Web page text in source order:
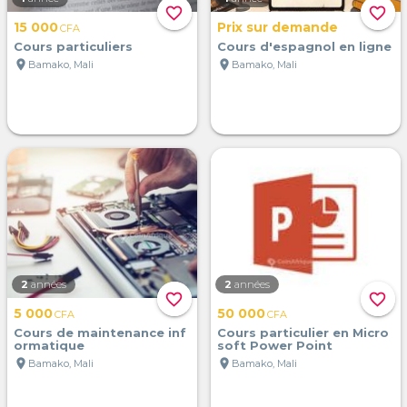
favorite_border
15 000CFA
Cours particuliers
location_on Bamako, Mali
favorite_border
Prix sur demande
Cours d'espagnol en ligne
location_on Bamako, Mali
favorite_border
2 années
5 000CFA
Cours de maintenance inf
ormatique
location_on Bamako, Mali
favorite_border
2 années
50 000CFA
Cours particulier en Micro
soft Power Point
location_on Bamako, Mali